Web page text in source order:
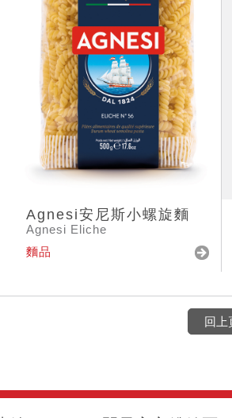
Agnesi安尼斯小螺旋麵
Agnesi Eliche
麵品
回上